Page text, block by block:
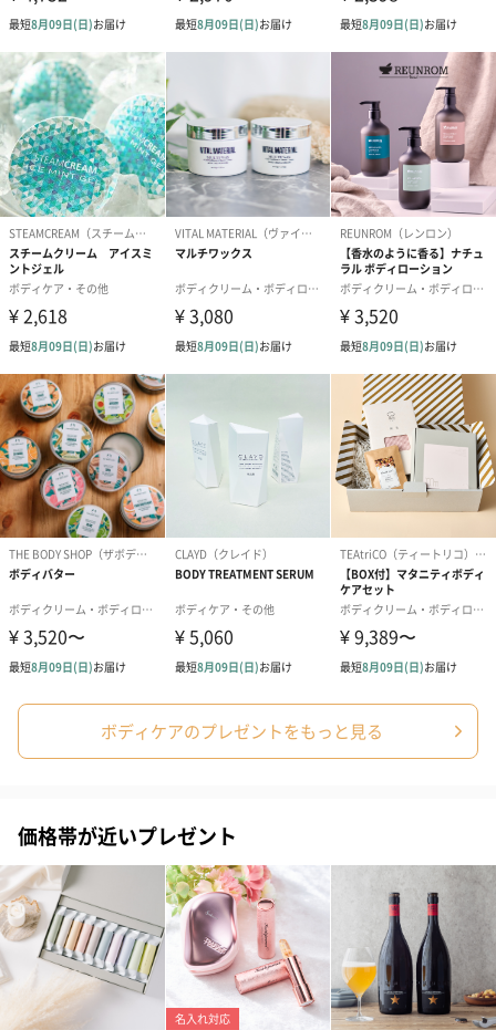
結婚祝い（御結婚御
祝）（110円）
出産祝い（御出産御
祝）（110円）
内祝い_蝶結
（110円）
生花
生花のブーケを同梱します。
※9-15時にご注文いただく場合、最短のお届け可能日が通常より
も1日遅くなります。
シーズンブーケ（ひま
わり）（1,880円）
ブーケ（ホワイトグリ
ーン）（1,650円）
ブーケ（ピン
（1,650円）
ドライフラワー・プリザーブドフラワー
自然のお花で作ったドライフラワー・プリザーブドフラワーを同
い。パッケージに入れてお届けします。
ボディケアのプレゼントをもっと見る
価格帯が近いプレゼント